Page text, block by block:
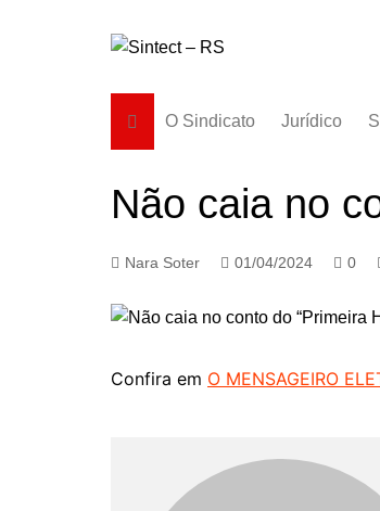
O Sindicato
História
Subsedes
Jurídico
Não caia no
Nara Soter 01/04/2024 0
Confira em O MENSAGEIRO